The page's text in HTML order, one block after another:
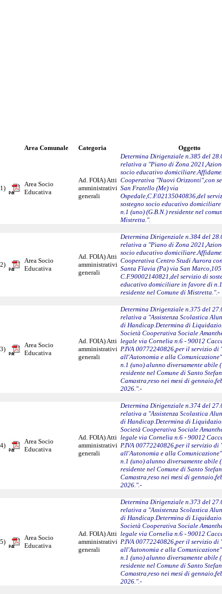
Area Comunale Categoria Oggetto
1)
Area Socio
Educativa
Ad. FOIA) Atti
amministrativi
generali
Determina Dirigenziale n.385 del
relativa a "Piano di Zona
socio educativo
Cooperativa "Nuovi Orizzonti",con
San Fratello (Me) via
Ospedale,C.F.02135040836,del
sostegno socio educativo
n.1 (uno) (G.B.N.) residente nel
Mistretta.".
2)
Area Socio
Educativa
Ad. FOIA) Atti
amministrativi
generali
Determina Dirigenziale n.384 del
relativa a "Piano di Zona
socio educativo
Cooperativa Centro Studi Aurora
Santa Flavia (Pa) via San Marco,105
C.F.90002140821,del servizio di
educativo domiciliare in favore di
residente nel Comune di Mistretta.".-
3)
Area Socio
Educativa
Ad. FOIA) Atti
amministrativi
generali
Determina Dirigenziale n.375 del
relativa a "Assistenza Scolastica
di Handicap.Determina di
Società Cooperativa Sociale
legale via Cornelia n.6 - 90012
P.IVA 00772240826,per il servizio di
all'Autonomia e alla
n.1 (uno) alunno diversamente abile
residente nel Comune di Santo
Camastra,reso nei mesi di
2026.".-
4)
Area Socio
Educativa
Ad. FOIA) Atti
amministrativi
generali
Determina Dirigenziale n.374 del
relativa a "Assistenza Scolastica
di Handicap.Determina di
Società Cooperativa Sociale
legale via Cornelia n.6 - 90012
P.IVA 00772240826,per il servizio di
all'Autonomia e alla
n.1 (uno) alunno diversamente abile
residente nel Comune di Santo
Camastra,reso nei mesi di
2026.".-
5)
Area Socio
Educativa
Ad. FOIA) Atti
amministrativi
generali
Determina Dirigenziale n.373 del
relativa a "Assistenza Scolastica
di Handicap.Determina di
Società Cooperativa Sociale
legale via Cornelia n.6 - 90012
P.IVA 00772240826,per il servizio di
all'Autonomia e alla
n.1 (uno) alunno diversamente abile
residente nel Comune di Santo
Camastra,reso nei mesi di
2026.".-